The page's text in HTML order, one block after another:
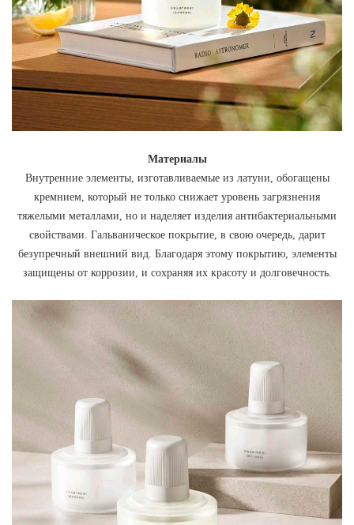
Материалы
Внутренние элементы, изготавливаемые из латуни, обогащены
кремнием, который не только снижает уровень загрязнения
тяжелыми металлами, но и наделяет изделия антибактериальными
свойствами. Гальваническое покрытие, в свою очередь, дарит
безупречный внешний вид. Благодаря этому покрытию, элементы
защищены от коррозии, и сохраняя их красоту и долговечность.